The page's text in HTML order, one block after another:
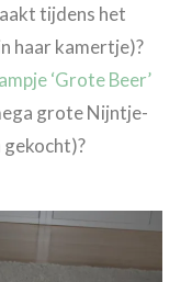
tijdens het
haar kamertje)?
‘Grote Beer’
grote Nijntje-
gekocht)?